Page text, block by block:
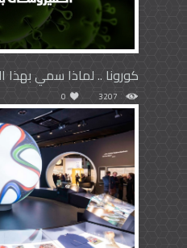
كورونا .. لماذا سمي بهذا
3207
0